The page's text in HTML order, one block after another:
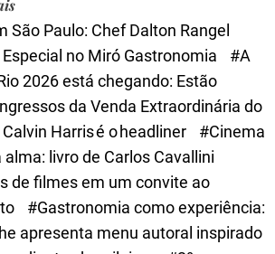
e
São Paulo: Chef Dalton Rangel
no Miró Gastronomia
#A
2026 está chegando: Estão
da Venda Extraordinária do
Harris é o headliner
#Cinema
livro de Carlos Cavallini
de filmes em um convite ao
#Gastronomia como experiência:
apresenta menu autoral inspirado